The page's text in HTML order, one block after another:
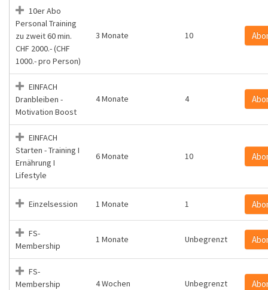
10er Abo
Personal Training
zu zweit 60 min.
CHF 2000.- (CHF
1000.- pro Person)
3 Monate 10
EINFACH
Dranbleiben -
Motivation Boost
4 Monate 4
EINFACH
Starten - Training I
Ernährung I
Lifestyle
6 Monate 10
Einzelsession 1 Monate 1
FS-
Membership
1 Monate Unbegrenzt
FS-
Membership
4 Wochen Unbegrenzt